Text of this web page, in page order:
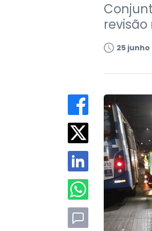
revisão
25 junho